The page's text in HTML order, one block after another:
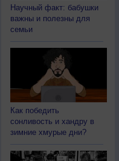
Научный факт: бабушки
важны и полезны для
семьи
Как победить
сонливость и хандру в
зимние хмурые дни?